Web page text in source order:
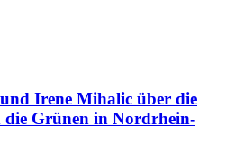
Irene Mihalic über die
Grünen in Nordrhein-